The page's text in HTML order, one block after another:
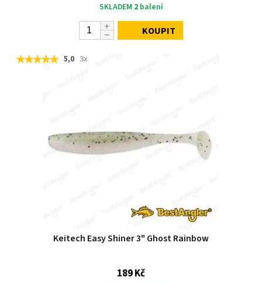
SKLADEM 2balení
KOUPIT
5,0 3x
Keitech Easy Shiner 3" Ghost Rainbow
189 Kč